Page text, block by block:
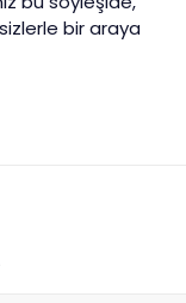
bir araya